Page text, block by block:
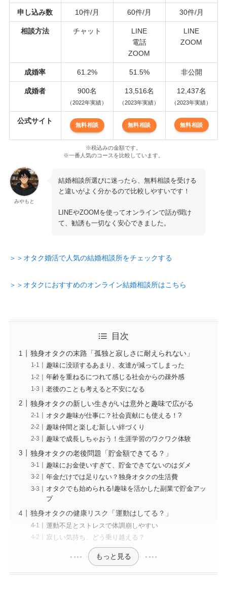
申し込み数 10件/月 60件/月 30件/月
相談方法 チャット
LINE
電話
ZOOM
LINE
ZOOM
成婚率 61.2% 51.5% 非公開
成婚者 900名
（2022年実績）
13,516名
（2023年実績）
12,437名
（2023年実績）
公式サイト
無料相談 無料相談 無料相談
※税込みの金額です。
※一番人気のコースを比較しています。
みやもと
結婚相談所選びに迷ったら、無料相談を受ける
と違いがよく分かるので比較しやすいです！
LINEやZOOMを使ってオンラインで話が聞け
て、勧誘も一切なく安心できました。
＞＞オタク婚活で人気の結婚相談所をチェックする
＞＞オタクにおすすめのオンライン結婚相談所はこちら
目次
独身オタクの末路「孤独と寂しさに耐えられない」
趣味に没頭するあまり、友達が減ってしまった
年齢を重ねるにつれて感じる社会からの疎外感
老後のことも考えると不安になる
独身オタクの新しい生きがいは意外と趣味で広がる
オタク趣味が仕事に？社会貢献にも使える！?
趣味仲間と楽しむ新しい絆づくり
趣味で成長しちゃおう！生涯学習のワクワク体験
独身オタクの老後問題「貯金額できてる？」
趣味にお金使いすぎて、貯金できてないのはダメ
年金だけでは足りない？独身オタクの生活費
オタクでも始められる!趣味を活かした副業で貯金アッ
プ
独身オタクの健康リスク「運動はしてる？」
運動不足とストレスで体調崩しやすい
寂しい気持ち、どう乗り越える？
もっと見る